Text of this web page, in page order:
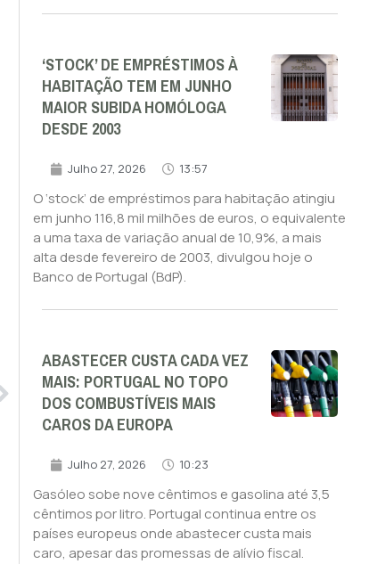
‘STOCK’ DE EMPRÉSTIMOS À
HABITAÇÃO TEM EM JUNHO
MAIOR SUBIDA HOMÓLOGA
DESDE 2003
Julho 27, 2026 13:57
O ‘stock’ de empréstimos para habitação atingiu
em junho 116,8 mil milhões de euros, o equivalente
a uma taxa de variação anual de 10,9%, a mais
alta desde fevereiro de 2003, divulgou hoje o
Banco de Portugal (BdP).
ABASTECER CUSTA CADA VEZ
MAIS: PORTUGAL NO TOPO
DOS COMBUSTÍVEIS MAIS
CAROS DA EUROPA
Julho 27, 2026 10:23
Gasóleo sobe nove cêntimos e gasolina até 3,5
cêntimos por litro. Portugal continua entre os
países europeus onde abastecer custa mais
caro, apesar das promessas de alívio fiscal.